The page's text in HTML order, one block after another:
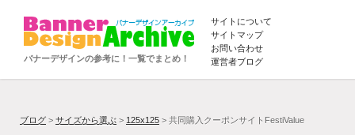
バナーデザインの参考に！一覧でまとめ！
サイトについて
サイトマップ
お問い合わせ
運営者ブログ
ブログ > サイズから選ぶ > 125x125 > 共同購入クーポンサイトFestiValue